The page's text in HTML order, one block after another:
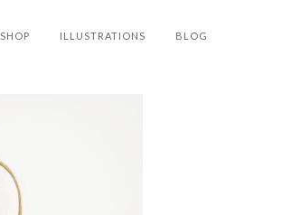
SHOP ILLUSTRATIONS BLOG